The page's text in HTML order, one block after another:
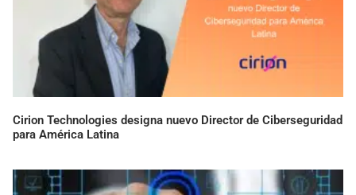
Cirion Technologies designa nuevo Director de Ciberseguridad
para América Latina